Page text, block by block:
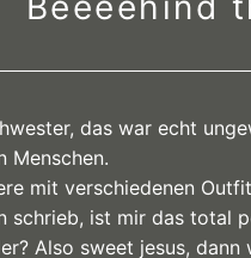
das war echt
Menschen.
mit verschiedenen
schrieb, ist mir das total
Also sweet jesus,